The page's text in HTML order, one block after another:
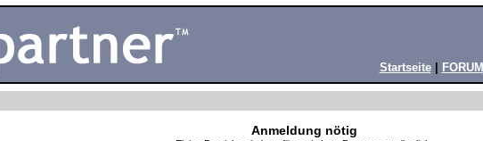
Startseite| FORUM
Anmeldung nötig